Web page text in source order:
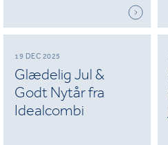
19 DEC 2025
Glædelig Jul &
Godt Nytår fra
Idealcombi